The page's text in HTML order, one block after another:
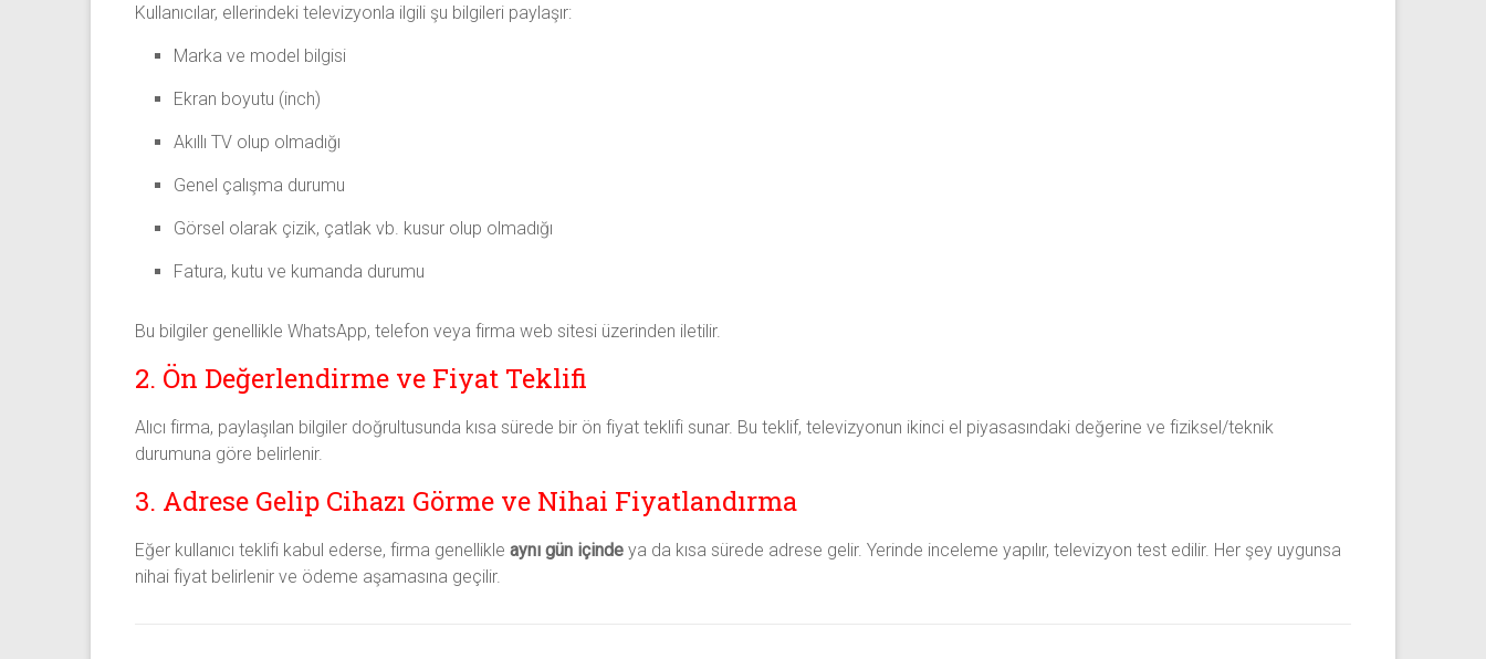
Kullanıcılar, ellerindeki televizyonla ilgili şu bilgileri paylaşır:
Marka ve model bilgisi
Ekran boyutu (inch)
Akıllı TV olup olmadığı
Genel çalışma durumu
Görsel olarak çizik, çatlak vb. kusur olup olmadığı
Fatura, kutu ve kumanda durumu
Bu bilgiler genellikle WhatsApp, telefon veya firma web sitesi üzerinden iletilir.
2. Ön Değerlendirme ve Fiyat Teklifi
Alıcı firma, paylaşılan bilgiler doğrultusunda kısa sürede bir ön fiyat teklifi sunar. Bu teklif, televizyonun ikinci el piyasasındaki değerine ve fiziksel/teknik
durumuna göre belirlenir.
3. Adrese Gelip Cihazı Görme ve Nihai Fiyatlandırma
Eğer kullanıcı teklifi kabul ederse, firma genellikle aynı gün içinde ya da kısa sürede adrese gelir. Yerinde inceleme yapılır, televizyon test edilir. Her şey uygunsa
nihai fiyat belirlenir ve ödeme aşamasına geçilir.